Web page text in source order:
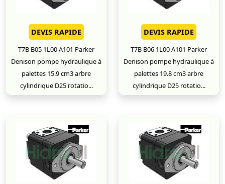
DEVIS RAPIDE
T7B B05 1L00 A101 Parker
Denison pompe hydraulique à
palettes 15.9 cm3 arbre
cylindrique D25 rotatio...
DEVIS RAPIDE
T7B B06 1L00 A101 Parker
Denison pompe hydraulique à
palettes 19.8 cm3 arbre
cylindrique D25 rotatio...